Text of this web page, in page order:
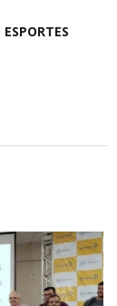
ESPORTES